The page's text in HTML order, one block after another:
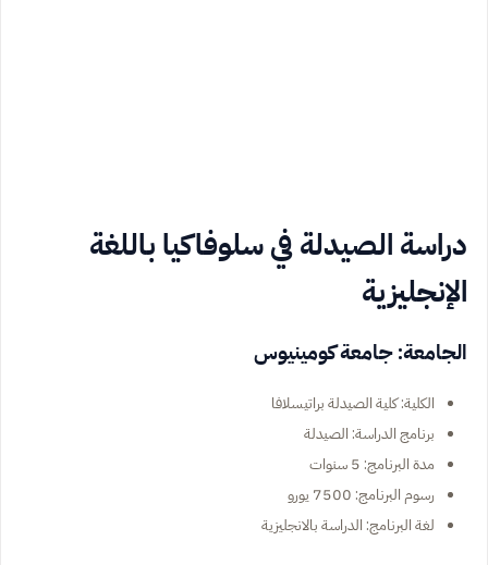
دراسة الصيدلة في سلوفاكيا باللغة
الإنجليزية
الجامعة: جامعة كومينيوس
الكلية: كلية الصيدلة براتيسلافا
برنامج الدراسة: الصيدلة
مدة البرنامج: 5 سنوات
رسوم البرنامج: 7500 يورو
لغة البرنامج: الدراسة بالانجليزية